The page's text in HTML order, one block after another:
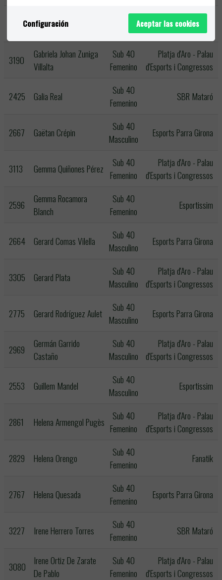
Gisela Riba Ochoa
Sub 40
Femenino
Platja d'Aro - Palau
d'Esports i Congressos
3190
Gabriela Johan Zuniga
Villalta
Sub 40
Femenino
Platja d'Aro - Palau
d'Esports i Congressos
2425 Galia Real
Sub 40
Femenino
SBR Mataró
2667 Gaëtan Crépin
Sub 40
Masculino
Esports Parra Girona
3113 Gemma Quiñones Pérez
Sub 40
Femenino
Platja d'Aro - Palau
d'Esports i Congressos
2596
Gemma Rocamora
Blanch
Sub 40
Femenino
Esportissim
2664 Gerard Comas Vilella
Sub 40
Masculino
Esports Parra Girona
3305 Gerard Plata
Sub 40
Masculino
Platja d'Aro - Palau
d'Esports i Congressos
2775 Gerard Rodríguez Aulet
Sub 40
Masculino
Esports Parra Girona
2969
Germán Garrido
Castaño
Sub 40
Masculino
Platja d'Aro - Palau
d'Esports i Congressos
2553 Guillem Mandel
Sub 40
Masculino
Esportissim
2861 Helena Armengol Pugès
Sub 40
Femenino
Platja d'Aro - Palau
d'Esports i Congressos
2829 Helena Orengo
Sub 40
Femenino
Fanatik
2767 Helena Quesada
Sub 40
Femenino
Esports Parra Girona
3227 Irene Herrero Torres
Sub 40
Femenino
SBR Mataró
3080
Irene Ortiz De Zarate
De Pablo
Sub 40
Femenino
Platja d'Aro - Palau
d'Esports i Congressos
Configuración Aceptar las cookies